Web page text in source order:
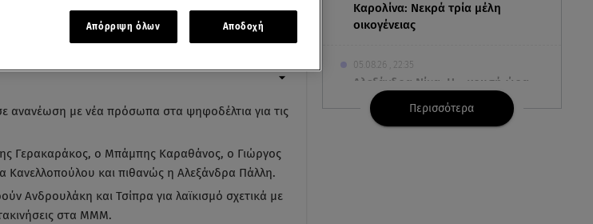
Καρολίνα: Νεκρά τρία μέλη
οικογένειας
05.08.26 , 22:35
Αλεξάνδρα Νίκα: Η... χρυσή ώρα
στο σκάφος με την καλύτερη
παρέα!
Περισσότερα
ανανέωση με νέα πρόσωπα στα ψηφοδέλτια για τις
Γερακαράκος, ο Μπάμπης Καραθάνος, ο Γιώργος
Κανελλοπούλου και πιθανώς η Αλεξάνδρα Πάλλη.
Ανδρουλάκη και Τσίπρα για λαϊκισμό σχετικά με
στα ΜΜΜ.
Απόρριψη όλων Αποδοχή